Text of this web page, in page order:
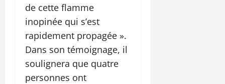
de cette flamme
inopinée qui s’est
rapidement propagée ».
Dans son témoignage, il
soulignera que quatre
personnes ont